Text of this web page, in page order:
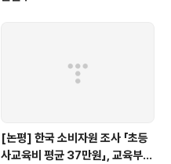
[논평] 한국 소비자원 조사 「초등
사교육비 평균 37만원」, 교육부